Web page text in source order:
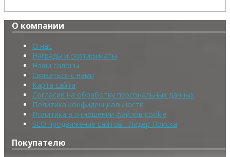
О компании
О нас
Награды и сертификаты
Наши салоны
Связаться с нами
Карта сайта
Согласие на обработку персональных данных
Политика конфиденциальности
Политика в отношении файлов cookie
SEO продвижение сайтов - Лидер Поиска
Покупателю